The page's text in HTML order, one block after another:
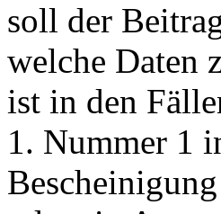
soll der
welche Daten
ist in den
1. Nummer 1